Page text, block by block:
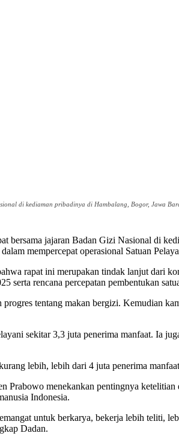
di kediaman pribadinya di Hambalang, Bogor, Jawa
bersama jajaran Badan Gizi Nasional di
mempercepat operasional Satuan
rapat ini merupakan tindak lanjut dari
serta rencana percepatan pembentukan
tentang makan bergizi. Kemudian
sekitar 3,3 juta penerima manfaat. Ia
lebih, lebih dari 4 juta penerima
Prabowo menekankan pentingnya
Indonesia.
untuk berkarya, bekerja lebih teliti,
Dadan.